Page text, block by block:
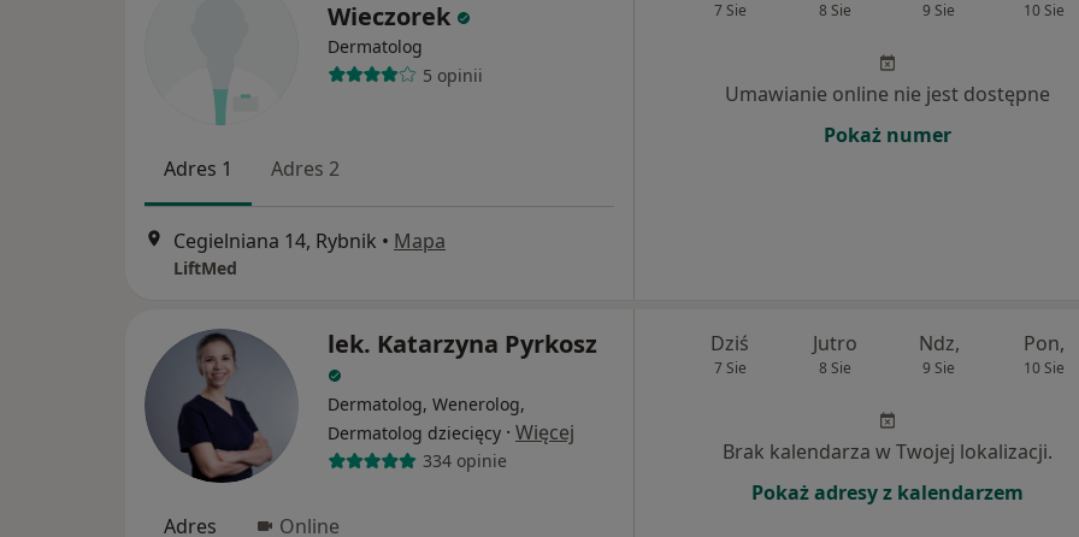
Wieczorek
Dermatolog
5 opinii
Adres 1 Adres 2
Cegielniana 14, Rybnik • Mapa
LiftMed
7 Sie 8 Sie 9 Sie 10 Sie
Umawianie online nie jest dostępne
Pokaż numer
lek. Katarzyna Pyrkosz
Dermatolog, Wenerolog,
Dermatolog dziecięcy · Więcej
334 opinie
Adres Online
Dziś
7 Sie
Jutro
8 Sie
Ndz,
9 Sie
Pon,
10 Sie
Brak kalendarza w Twojej lokalizacji.
Pokaż adresy z kalendarzem